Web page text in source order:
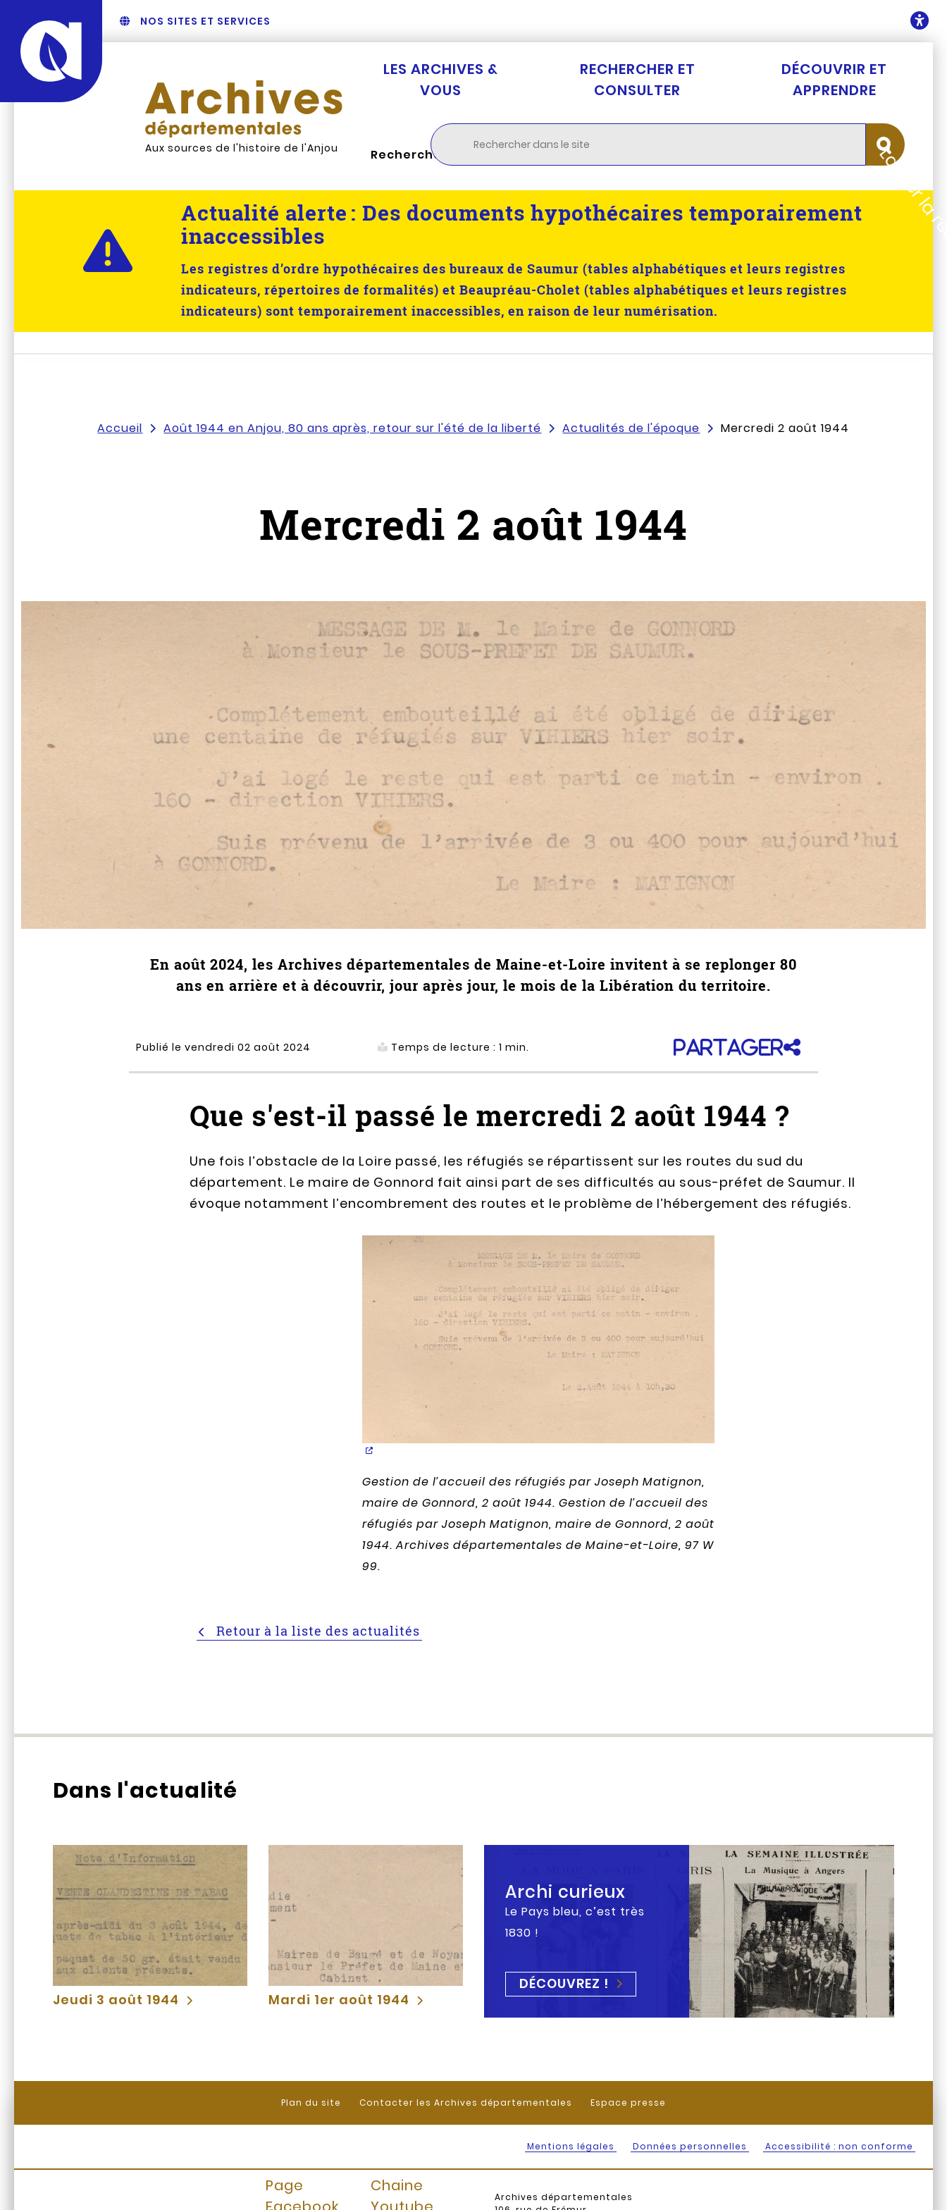
NOS SITES ET SERVICES
Aux sources de l'histoire de l'Anjou
LES ARCHIVES &
VOUS
RECHERCHER ET
CONSULTER
DÉCOUVRIR ET
APPRENDRE
Rechercher
Actualité alerte : Des documents hypothécaires temporairement
inaccessibles
Les registres d’ordre hypothécaires des bureaux de Saumur (tables alphabétiques et leurs registres
indicateurs, répertoires de formalités) et Beaupréau-Cholet (tables alphabétiques et leurs registres
indicateurs) sont temporairement inaccessibles, en raison de leur numérisation.
Accueil Août 1944 en Anjou, 80 ans après, retour sur l'été de la liberté Actualités de l'époque Mercredi 2 août 1944
Mercredi 2 août 1944
En août 2024, les Archives départementales de Maine-et-Loire invitent à se replonger 80
ans en arrière et à découvrir, jour après jour, le mois de la Libération du territoire.
Publié le vendredi 02 août 2024 Temps de lecture : 1 min. Partager
Que s'est-il passé le mercredi 2 août 1944 ?
Une fois l’obstacle de la Loire passé, les réfugiés se répartissent sur les routes du sud du
département. Le maire de Gonnord fait ainsi part de ses difficultés au sous-préfet de Saumur. Il
évoque notamment l’encombrement des routes et le problème de l’hébergement des réfugiés.
Gestion de l’accueil des réfugiés par Joseph Matignon,
maire de Gonnord, 2 août 1944. Gestion de l’accueil des
réfugiés par Joseph Matignon, maire de Gonnord, 2 août
1944. Archives départementales de Maine-et-Loire, 97 W
99.
Retour à la liste des actualités
Dans l'actualité
Jeudi 3 août 1944 Mardi 1er août 1944
Archi curieux
Le Pays bleu, c’est très
1830 !
DÉCOUVREZ !
Plan du site Contacter les Archives départementales Espace presse
Mentions légales Données personnelles Accessibilité : non conforme
Page
Chaine
Archives départementales